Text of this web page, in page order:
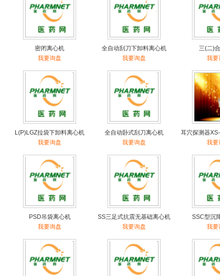
密闭离心机
我要询盘
全自动刮刀下卸料离心机
我要询盘
三(二)
我要
L(P)LGZ拉袋下卸料离心机
我要询盘
全自动卧式刮刀离心机
我要询盘
耳穴探测器
我要
PSD吊袋离心机
我要询盘
SS三足式抗震无基础离心机
我要询盘
SSC型沉
我要